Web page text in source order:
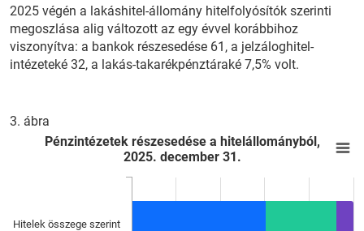
2025 végén a lakáshitel-állomány hitelfolyósítók szerinti
megoszlása alig változott az egy évvel korábbihoz
viszonyítva: a bankok részesedése 61, a jelzáloghitel-
intézeteké 32, a lakás-takarékpénztáraké 7,5% volt.
3. ábra
Pénzintézetek részesedése a hitelállományból, 2025.
Bar chart with 3 data series.
View as data table, Pénzintézetek részesedése a
The chart has 1 X axis displaying categories.
The chart has 1 Y axis displaying %. Data ranges from 51.3
Pénzintézetek részesedése a hitelállományból,
2025. december 31.
Hitelek összege szerint